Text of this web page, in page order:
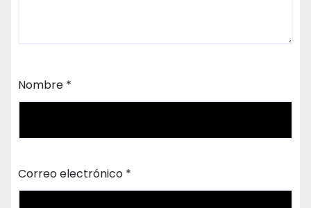
Nombre *
Correo electrónico *